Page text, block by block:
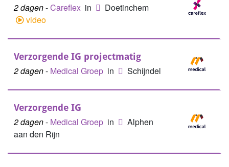
2 dagen-Careflex in
Doetinchem
video
Verzorgende IG projectmatig
2 dagen- Medical Groep in Schijndel
Verzorgende IG
2 dagen- Medical Groep in
Alphen
aan den Rijn